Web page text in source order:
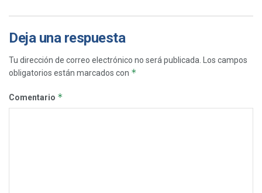
Deja una respuesta
Tu dirección de correo electrónico no será publicada.
Los campos
obligatorios están marcados con *
Comentario *